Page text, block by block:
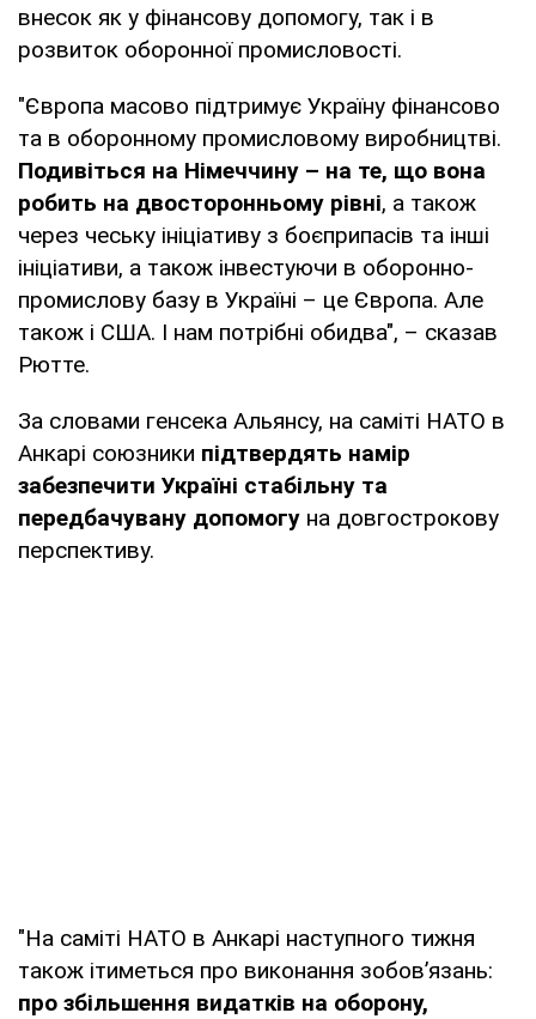
внесок як у фінансову допомогу, так і в
розвиток оборонної промисловості.
"Європа масово підтримує Україну фінансово
та в оборонному промисловому виробництві.
Подивіться на Німеччину – на те, що вона
робить на двосторонньому рівні, а також
через чеську ініціативу з боєприпасів та інші
ініціативи, а також інвестуючи в оборонно-
промислову базу в Україні – це Європа. Але
також і США. І нам потрібні обидва", – сказав
Рютте.
За словами генсека Альянсу, на саміті НАТО в
Анкарі союзники підтвердять намір
забезпечити Україні стабільну та
передбачувану допомогу на довгострокову
перспективу.
"На саміті НАТО в Анкарі наступного тижня
також ітиметься про виконання зобов’язань:
про збільшення видатків на оборону,